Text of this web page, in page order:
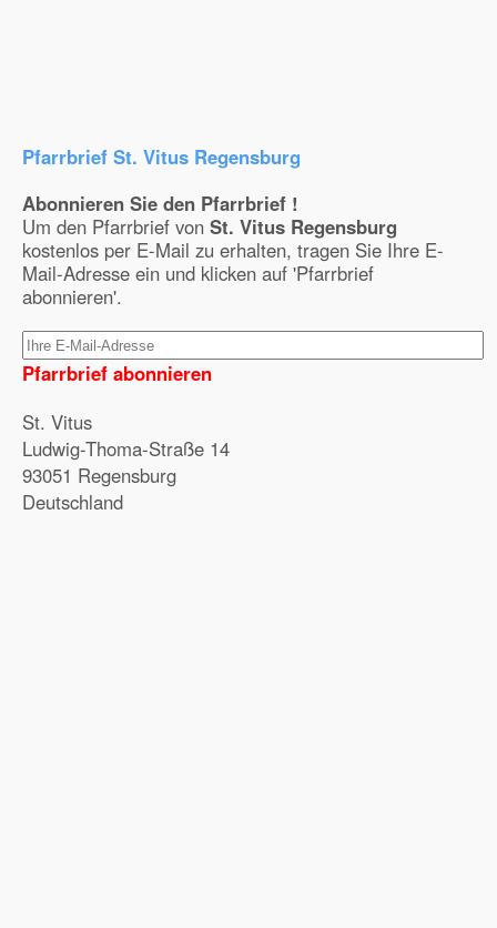
Pfarrbrief St. Vitus Regensburg
Abonnieren Sie den Pfarrbrief !
Um den Pfarrbrief von St. Vitus Regensburg
kostenlos per E-Mail zu erhalten, tragen Sie Ihre E-
Mail-Adresse ein und klicken auf 'Pfarrbrief
abonnieren'.
Pfarrbrief abonnieren
St. Vitus
Ludwig-Thoma-Straße 14
93051 Regensburg
Deutschland